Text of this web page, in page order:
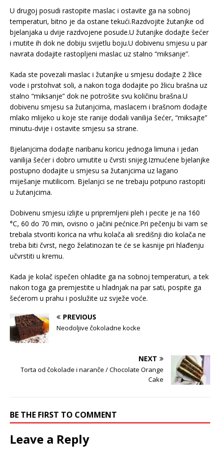
U drugoj posudi rastopite maslac i ostavite ga na sobnoj
temperaturi, bitno je da ostane tekući.Razdvojite žutanjke od
bjelanjaka u dvije razdvojene posude.U žutanjke dodajte šećer
i mutite ih dok ne dobiju svijetlu boju.U dobivenu smjesu u par
navrata dodajite rastopljeni maslac uz stalno “miksanje”.
Kada ste povezali maslac i žutanjke u smjesu dodajte 2 žlice
vode i prstohvat soli, a nakon toga dodajite po žlicu brašna uz
stalno “miksanje” dok ne potrošite svu količinu brašna.U
dobivenu smjesu sa žutanjcima, maslacem i brašnom dodajte
mlako mlijeko u koje ste ranije dodali vanilija šećer, “miksajte”
minutu-dvije i ostavite smjesu sa strane.
Bjelanjcima dodajte naribanu koricu jednoga limuna i jedan
vanilija šećer i dobro umutite u čvrsti snijeg.Izmućene bjelanjke
postupno dodajite u smjesu sa žutanjcima uz lagano
miješanje mutilicom. Bjelanjci se ne trebaju potpuno rastopiti
u žutanjcima.
Dobivenu smjesu izlijte u pripremljeni pleh i pecite je na 160
°C, 60 do 70 min, ovisno o jačini pećnice.Pri pečenju bi vam se
trebala stvoriti korica na vrhu kolača ali središnji dio kolača ne
treba biti čvrst, nego želatinozan te će se kasnije pri hlađenju
učvrstiti u kremu.
Kada je kolač ispečen ohladite ga na sobnoj temperaturi, a tek
nakon toga ga premjestite u hladnjak na par sati, pospite ga
šećerom u prahu i poslužite uz svježe voće.
PREVIOUS
Neodoljive čokoladne kocke
NEXT
Torta od čokolade i naranče / Chocolate Orange
Cake
BE THE FIRST TO COMMENT
Leave a Reply